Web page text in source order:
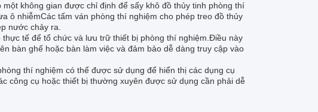
không gian được chỉ định để sấy khô đồ thủy tinh phòng thí
ô nhiễmCác tấm ván phòng thí nghiệm cho phép treo đồ thủy
nước chảy ra.
tế để tổ chức và lưu trữ thiết bị phòng thí nghiệm.Điều này
bàn ghế hoặc bàn làm việc và đảm bảo dễ dàng truy cập vào
thí nghiệm có thể được sử dụng để hiển thị các dụng cụ
công cụ hoặc thiết bị thường xuyên được sử dụng cần phải dễ